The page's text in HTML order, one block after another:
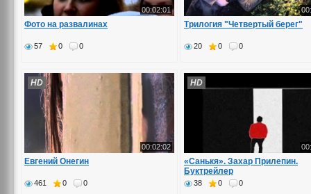
00:02:01
Фото на развалинах
57 0 0
Трилогия "Четвертый берег"
20 0 0
00:02:02
HD
Евгений Онегин
461 0 0
HD
«Санькя». Захар Прилепин.
Буктрейлер
38 0 0